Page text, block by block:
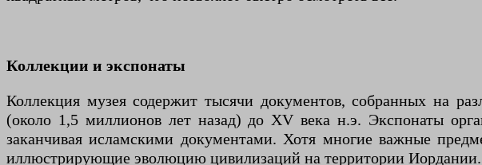
Коллекции и экспонаты
Коллекция музея содержит тысячи документов, собранных на
(около 1,5 миллионов лет назад) до XV века н.э. Экспонаты
заканчивая исламскими документами. Хотя многие важные
иллюстрирующие эволюцию цивилизаций на территории Иордании.